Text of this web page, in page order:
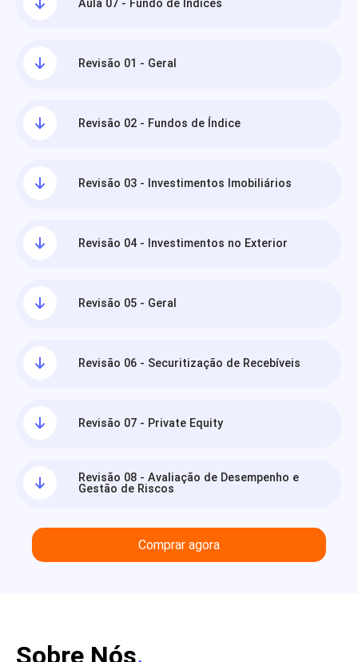
Aula 07 - Fundo de Índices
Revisão 01 - Geral
Revisão 02 - Fundos de Índice
Revisão 03 - Investimentos Imobiliários
Revisão 04 - Investimentos no Exterior
Revisão 05 - Geral
Revisão 06 - Securitização de Recebíveis
Revisão 07 - Private Equity
Revisão 08 - Avaliação de Desempenho e
Gestão de Riscos
Comprar agora
Sobre Nós.